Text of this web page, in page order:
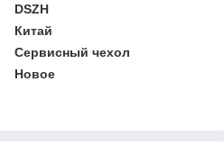
DSZH
Китай
Сервисный чехол
Новое